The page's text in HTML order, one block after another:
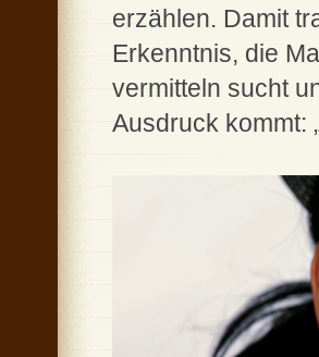
erzählen. Damit
Erkenntnis, die
vermitteln sucht
Ausdruck kommt: